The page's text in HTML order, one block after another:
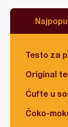
Testo za
Original
Ćufte u
Čoko-